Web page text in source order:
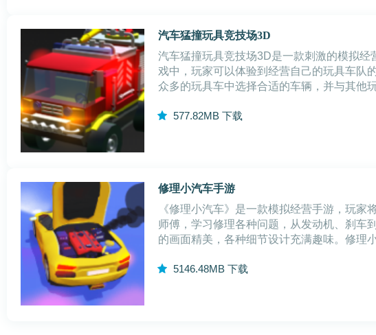
汽车猛撞玩具竞技场3D
汽车猛撞玩具竞技场3D是一款刺激的模拟经
戏中，玩家可以体验到经营自己的玩具车队
众多的玩具车中选择合适的车辆，并与其他
对抗。游戏中还有各种任务和挑战，让玩家
和经验值，提升自己的技能和实力。汽车
577.82MB 下载
修理小汽车手游
《修理小汽车》是一款模拟经营手游，玩家
师傅，学习修理各种问题，从发动机、刹车
的画面精美，各种细节设计充满趣味。修理
1.多样化的汽车修理工具和配件，可以让玩
性化的汽车。2.游戏的操作简单易懂
5146.48MB 下载